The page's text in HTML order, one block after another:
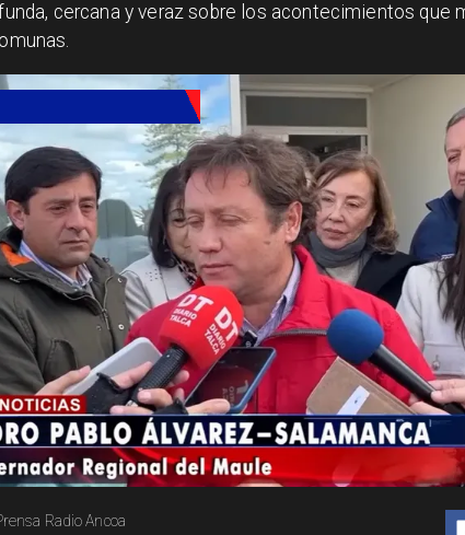
Radio Ancoa
cercana y veraz sobre los acontecimientos que